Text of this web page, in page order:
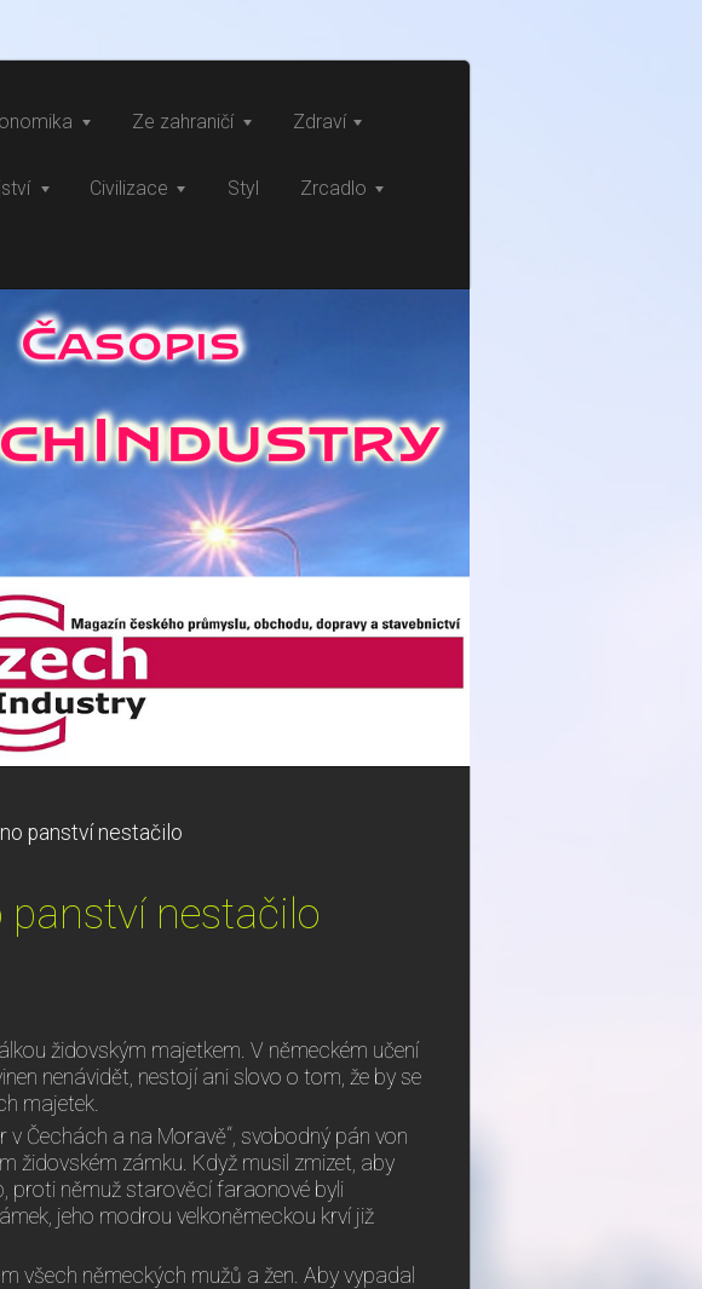
Ze zahraničí Zdraví
Civilizace Styl Zrcadlo
panství nestačilo
nestačilo
židovským majetkem. V německém učení
nenávidět, nestojí ani slovo o tom, že by se
majetek.
v Čechách a na Moravě“, svobodný pán von
židovském zámku. Když musil zmizet, aby
proti němuž starověcí faraonové byli
jeho modrou velkoněmeckou krví již
všech německých mužů a žen. Aby vypadal